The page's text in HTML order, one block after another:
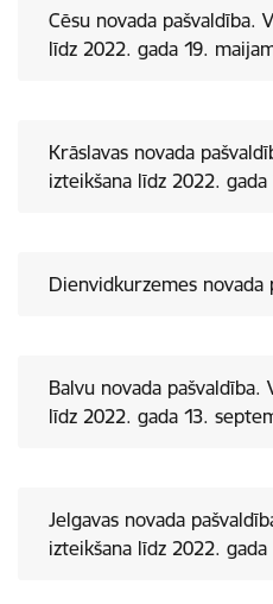
Cēsu novada pašvaldība.
līdz 2022. gada 19.
Krāslavas novada
izteikšana līdz 2022.
Dienvidkurzemes novada
Balvu novada pašvaldība.
līdz 2022. gada 13.
Jelgavas novada
izteikšana līdz 2022.